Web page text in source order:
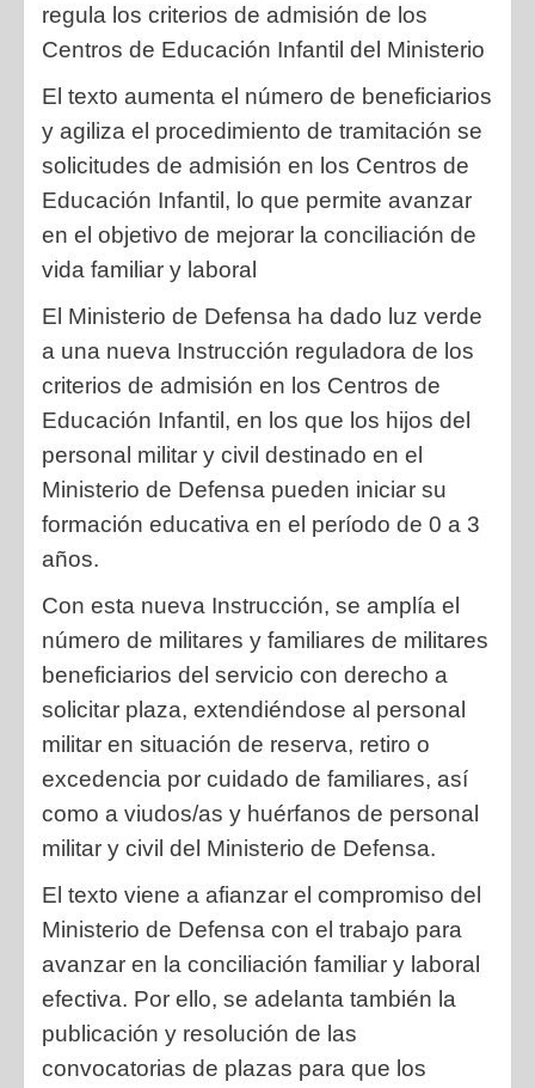
regula los criterios de admisión de los
Centros de Educación Infantil del Ministerio
El texto aumenta el número de beneficiarios
y agiliza el procedimiento de tramitación se
solicitudes de admisión en los Centros de
Educación Infantil, lo que permite avanzar
en el objetivo de mejorar la conciliación de
vida familiar y laboral
El Ministerio de Defensa ha dado luz verde
a una nueva Instrucción reguladora de los
criterios de admisión en los Centros de
Educación Infantil, en los que los hijos del
personal militar y civil destinado en el
Ministerio de Defensa pueden iniciar su
formación educativa en el período de 0 a 3
años.
Con esta nueva Instrucción, se amplía el
número de militares y familiares de militares
beneficiarios del servicio con derecho a
solicitar plaza, extendiéndose al personal
militar en situación de reserva, retiro o
excedencia por cuidado de familiares, así
como a viudos/as y huérfanos de personal
militar y civil del Ministerio de Defensa.
El texto viene a afianzar el compromiso del
Ministerio de Defensa con el trabajo para
avanzar en la conciliación familiar y laboral
efectiva. Por ello, se adelanta también la
publicación y resolución de las
convocatorias de plazas para que los